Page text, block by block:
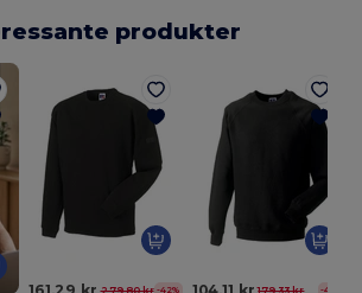
produkter
279,80 kr -42% 179,33 kr -42%